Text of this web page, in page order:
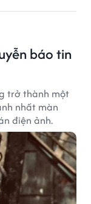
báo tin
trở thành một
nhất màn
điện ảnh.